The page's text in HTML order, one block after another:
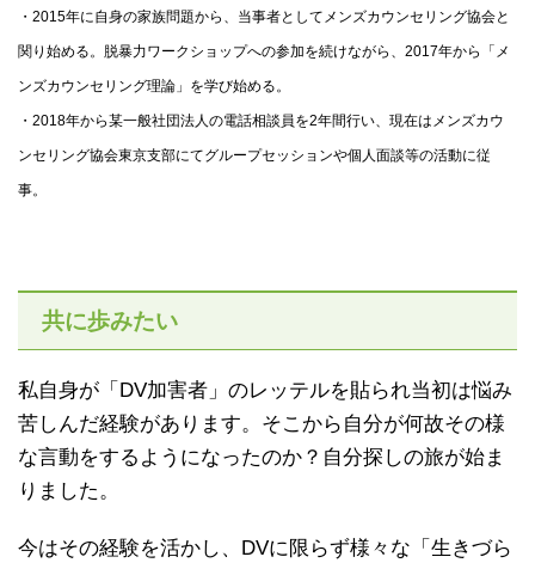
・2015年に自身の家族問題から、当事者としてメンズカウンセリング協会と
関り始める。脱暴力ワークショップへの参加を続けながら、2017年から「メ
ンズカウンセリング理論」を学び始める。
・2018年から某一般社団法人の電話相談員を2年間行い、現在はメンズカウ
ンセリング協会東京支部にてグループセッションや個人面談等の活動に従
事。
共に歩みたい
私自身が「DV加害者」のレッテルを貼られ当初は悩み
苦しんだ経験があります。そこから自分が何故その様
な言動をするようになったのか？自分探しの旅が始ま
りました。
今はその経験を活かし、DVに限らず様々な「生きづら